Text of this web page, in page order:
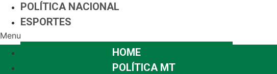
POLÍTICA NACIONAL
ESPORTES
Menu
HOME
POLÍTICA MT